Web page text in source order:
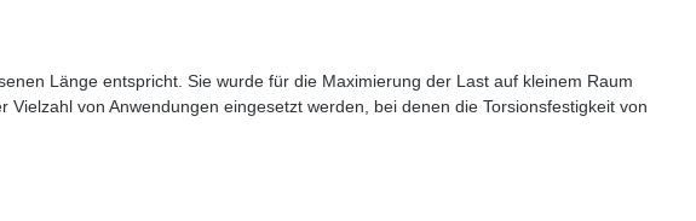
Länge entspricht. Sie wurde für die Maximierung der Last auf kleinem Raum
von Anwendungen eingesetzt werden, bei denen die Torsionsfestigkeit von